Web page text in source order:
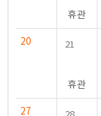
휴관
20 21
휴관
27